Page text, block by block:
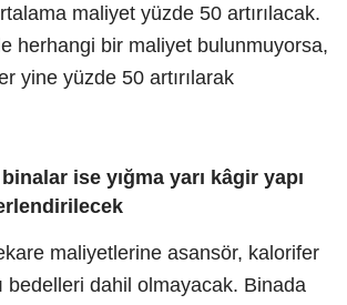
maliyet yüzde 50 artırılacak.
herhangi bir maliyet bulunmuyorsa,
yine yüzde 50 artırılarak
ise yığma yarı kâgir yapı
maliyetlerine asansör, kalorifer
bedelleri dahil olmayacak. Binada